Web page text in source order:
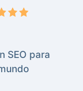
SEO para